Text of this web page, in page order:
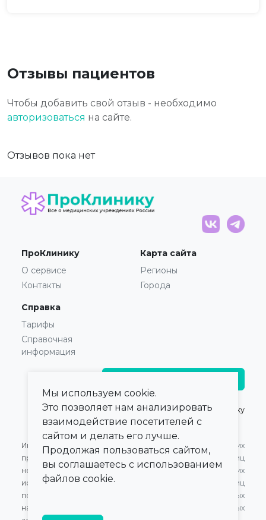
Отзывы пациентов
Чтобы добавить свой отзыв - необходимо
авторизоваться на сайте.
Отзывов пока нет
ПроКлинику
О сервисе
Контакты
Карта сайта
Регионы
Города
Справка
Тарифы
Справочная
информация
© 2021 — 2026,ПроКлинику
Информация,
представленная на сайте,
не может быть
использована для
постановки диагноза,
назначения лечения и не
Оферта для Юридических
лиц
Оферта для Физических
лиц
Обработка персональных
данных
Мы используем cookie.
Это позволяет нам анализировать
взаимодействие посетителей с
сайтом и делать его лучше.
Продолжая пользоваться сайтом,
вы соглашаетесь с использованием
файлов cookie.